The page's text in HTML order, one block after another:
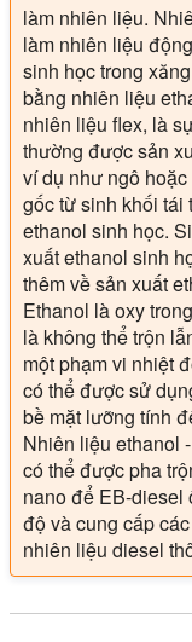
làm nhiên liệu.
làm nhiên liệu
sinh học trong
bằng nhiên liệu
nhiên liệu flex, là
thường được sản
ví dụ như ngô
gốc từ sinh khối
ethanol sinh học.
xuất ethanol sinh
thêm về sản xuất
Ethanol là oxy
là không thể trộn
một phạm vi nhiệt
có thể được sử
bề mặt lưỡng tính
Nhiên liệu ethanol
có thể được pha
nano để EB-diesel
độ và cung cấp
nhiên liệu diesel